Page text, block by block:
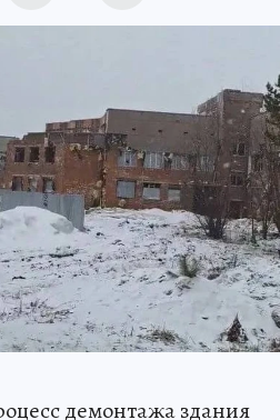
демонтажа здания